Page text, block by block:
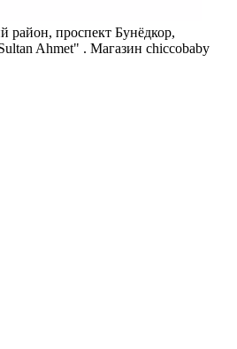
район, проспект Бунёдкор,
Ahmet" . Магазин chiccobaby